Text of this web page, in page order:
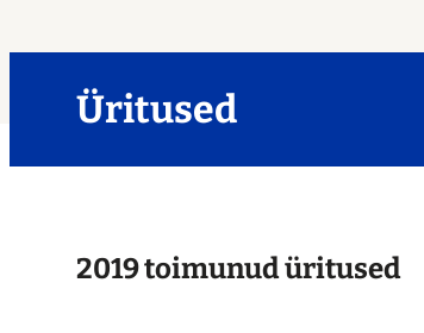
Üritused
2019 toimunud üritused